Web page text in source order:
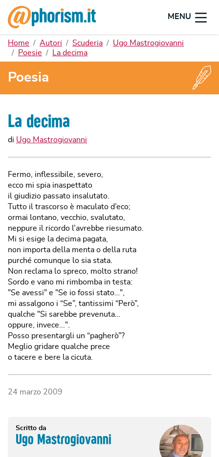
MENU
Home Autori Scuderia
Ugo Mastrogiovanni
Poesie
La decima
Poesia
La decima
di Ugo Mastrogiovanni
Fermo, inflessibile, severo,
ecco mi spia inaspettato
il giudizio passato insalutato.
Tutto il trascorso è maculato d’eco;
ormai lontano, vecchio, svalutato,
neppure il ricordo l’avrebbe riesumato.
Mi si esige la decima pagata,
non importa della menta o della ruta
purché comunque lo sia stata.
Non reclama lo spreco, molto strano!
Sordo e vano mi rimbomba in testa:
"Se avessi" e "Se io fossi stato…",
mi assalgono i “Se”, tantissimi “Però”,
qualche "Si sarebbe prevenuta…
oppure, invece...".
Posso presentargli un “pagherò”?
Meglio gridare qualche prece
o tacere e bere la cicuta.
24 marzo 2009
Scritto da
Ugo Mastrogiovanni